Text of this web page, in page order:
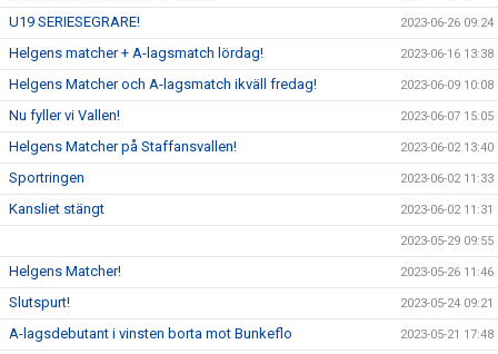
U19 SERIESEGRARE! 2023-06-26 09:24
Helgens matcher + A-lagsmatch lördag! 2023-06-16 13:38
Helgens Matcher och A-lagsmatch ikväll fredag! 2023-06-09 10:08
Nu fyller vi Vallen! 2023-06-07 15:05
Helgens Matcher på Staffansvallen! 2023-06-02 13:40
Sportringen 2023-06-02 11:33
Kansliet stängt 2023-06-02 11:31
2023-05-29 09:55
Helgens Matcher! 2023-05-26 11:46
Slutspurt! 2023-05-24 09:21
A-lagsdebutant i vinsten borta mot Bunkeflo 2023-05-21 17:48